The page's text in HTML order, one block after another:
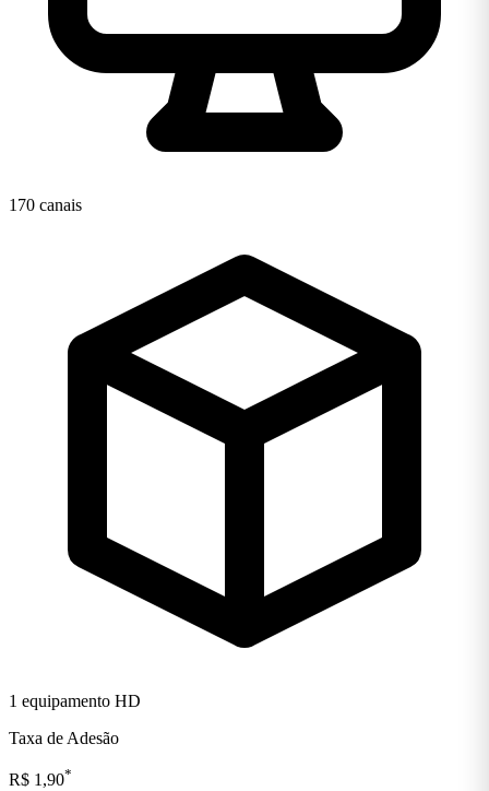
170 canais
1 equipamento HD
Taxa de Adesão
R$ 1,90*